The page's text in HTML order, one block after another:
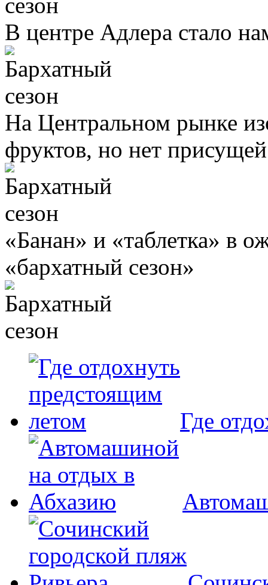
В центре Адлера стало
На Центральном рынке
фруктов, но нет
«Банан» и «таблетка» в
«бархатный сезон»
Где